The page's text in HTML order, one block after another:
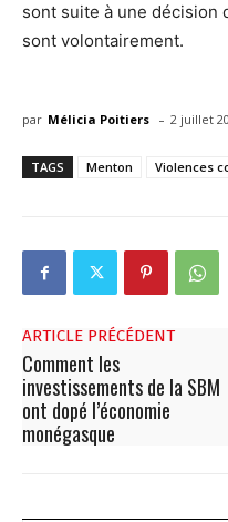
sont suite à une décision
sont volontairement.
par Mélicia Poitiers - 2 juillet
TAGS Menton Violences
ARTICLE PRÉCÉDENT
Comment les
investissements de la SBM
ont dopé l’économie
monégasque